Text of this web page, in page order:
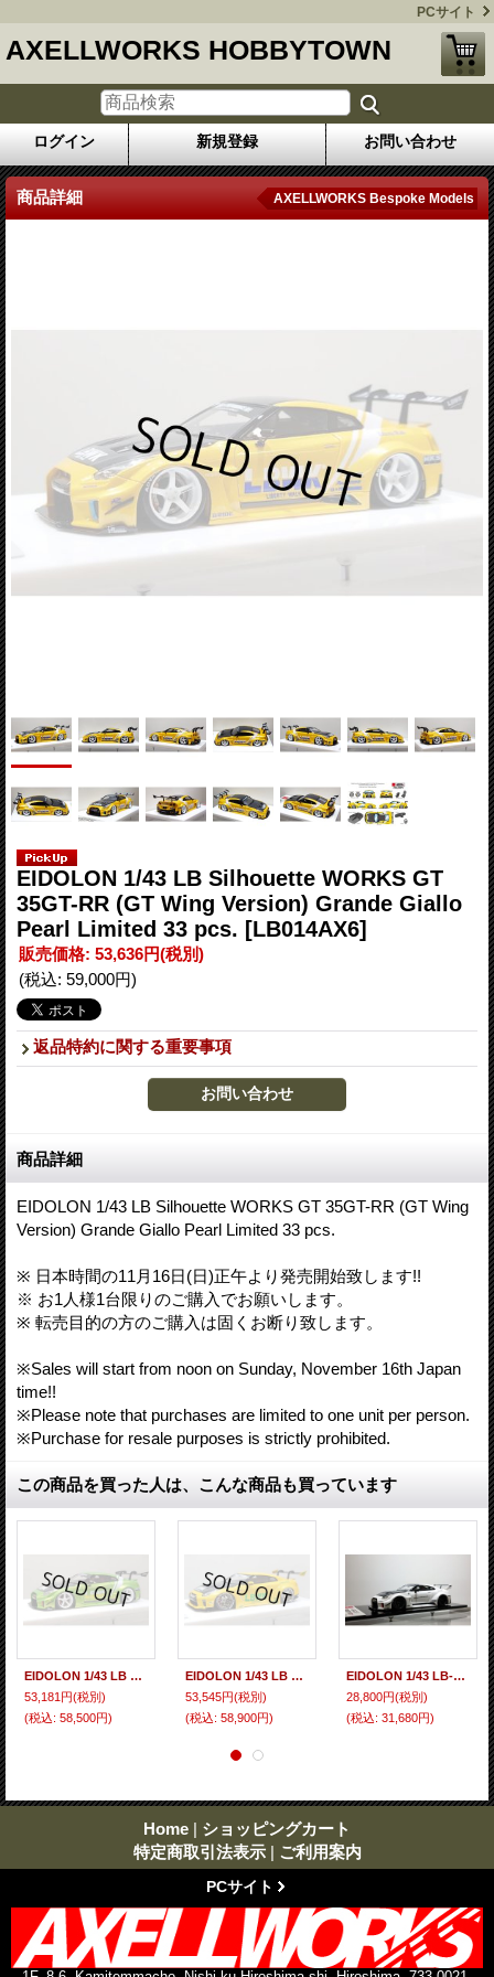
PCサイト
AXELLWORKS HOBBYTOWN
ログイン 新規登録 お問い合わせ
商品詳細 AXELLWORKS Bespoke Models
EIDOLON 1/43 LB Silhouette WORKS GT
35GT-RR (GT Wing Version) Grande Giallo
Pearl Limited 33 pcs. [LB014AX6]
販売価格: 53,636円(税別)
(税込: 59,000円)
返品特約に関する重要事項
商品詳細
EIDOLON 1/43 LB Silhouette WORKS GT 35GT-RR (GT Wing
Version) Grande Giallo Pearl Limited 33 pcs.
※ 日本時間の11月16日(日)正午より発売開始致します!!
※ お1人様1台限りのご購入でお願いします。
※ 転売目的の方のご購入は固くお断り致します。
※Sales will start from noon on Sunday, November 16th Japan
time!!
※Please note that purchases are limited to one unit per person.
※Purchase for resale purposes is strictly prohibited.
この商品を買った人は、こんな商品も買っています
EIDOLON 1/43 LB Silhouette WORKS GT 35GT-RR (GT Wing Version) Giallo Verde Pearl Limited 32 pcs.
53,181円(税別)
(税込: 58,500円)
EIDOLON 1/43 LB WORKS GT-R Type 1.5 (LB-Silhouette GT Wing) Grande Giallo Pear Limited 32 pcs.
53,545円(税別)
(税込: 58,900円)
EIDOLON 1/43 LB-Silhouette WORKS GT 35GT-RR Pearl Shite Limited 120 pcs.
28,800円(税別)
(税込: 31,680円)
Home | ショッピングカート
特定商取引法表示 | ご利用案内
PCサイト